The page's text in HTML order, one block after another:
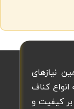
نیازهای
انواع کناف
بر کیفیت و